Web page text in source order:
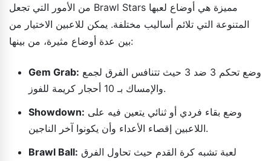
من الأمور التي تجعل Brawl Stars مميزة هي أوضاع لعبها
المتنوعة التي تلائم أساليب مختلفة. يمكن للاعبين الاختيار من
بين عدة أوضاع مثيرة، من بينها:
Gem Grab:
والإمساك بـ 10 أحجار كريمة للفوز.
Showdown:
اللاعبين إقصاء الأعداء وأن يكونوا آخر الناجين.
Brawl Ball: